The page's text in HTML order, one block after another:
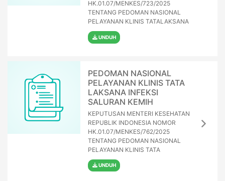
HK.01.07/MENKES/723/2025
TENTANG PEDOMAN NASIONAL
PELAYANAN KLINIS TATALAKSANA
UNDUH
PEDOMAN NASIONAL
PELAYANAN KLINIS TATA
LAKSANA INFEKSI
SALURAN KEMIH
KEPUTUSAN MENTERI KESEHATAN
REPUBLIK INDONESIA NOMOR
HK.01.07/MENKES/762/2025
TENTANG PEDOMAN NASIONAL
PELAYANAN KLINIS TATA
UNDUH